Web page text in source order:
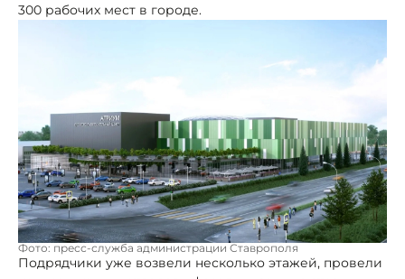
300 рабочих мест в городе.
Фото: пресс-служба администрации Ставрополя
Подрядчики уже возвели несколько этажей, провели